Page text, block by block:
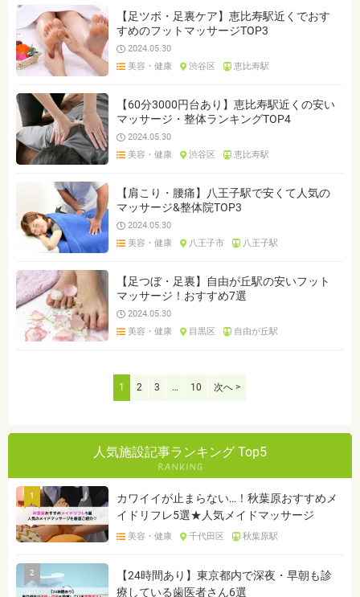
【足ツボ・足裏ケア】恵比寿駅近くでおす
すめのフットマッサージTOP3
2024.05.30
美容・健康
渋谷区 恵比寿駅
【60分3000円台あり】恵比寿駅近くの安い
マッサージ・整体ランキングTOP4
2024.05.30
美容・健康
渋谷区 恵比寿駅
【肩こり・腰痛】八王子駅で安くて人気の
マッサージ&整体院TOP3
2024.05.30
美容・健康
八王子市 八王子駅
【足つぼ・足裏】自由が丘駅の安いフット
マッサージ！おすすめ7選
2024.05.30
美容・健康
目黒区 自由が丘駅
1 2 3 … 10 次へ >
人気施設記事ランキング Top5
1
カワイイが止まらない…！秋葉原おすすめメ
イドリフレ5選★人気メイドマッサージ
美容・健康 千代田区 秋葉原駅
2
【24時間あり】東京都内で深夜・早朝も診
療している歯医者さん6選